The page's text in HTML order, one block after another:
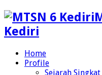
Kediri
Home
Profile
Sejarah Singkat